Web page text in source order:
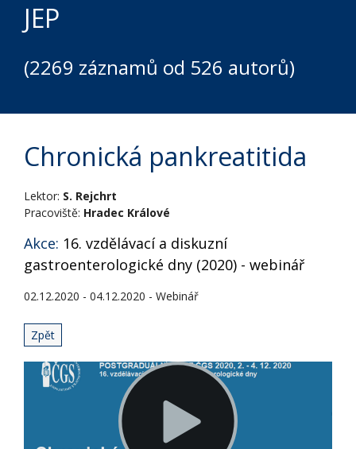
JEP
(2269 záznamů od 526 autorů)
Chronická pankreatitida
Lektor: S. Rejchrt
Pracoviště: Hradec Králové
Akce: 16. vzdělávací a diskuzní
gastroenterologické dny (2020) - webinář
02.12.2020 - 04.12.2020 - Webinář
Zpět